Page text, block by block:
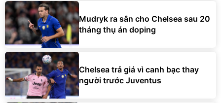
Mudryk ra sân cho Chelsea sau 20
tháng thụ án doping
Chelsea trả giá vì canh bạc thay
người trước Juventus